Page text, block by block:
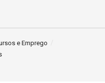
e Emprego